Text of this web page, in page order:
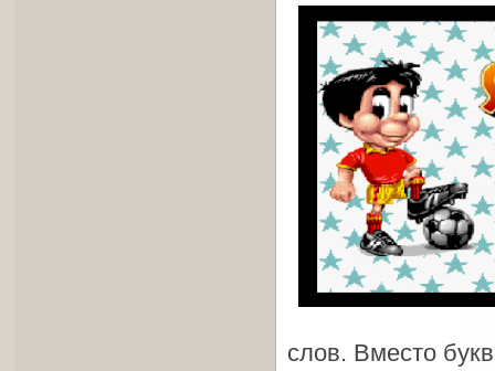
слов. Вместо